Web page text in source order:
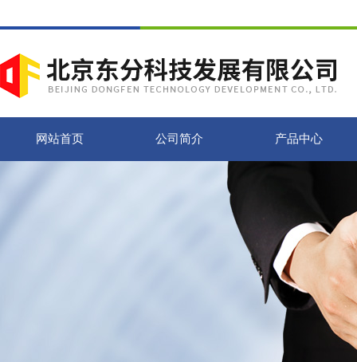
网站首页 公司简介 产品中心